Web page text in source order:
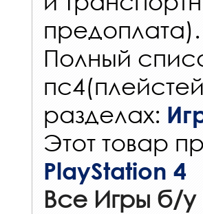
предоплата).
Полный
разделах:
Этот товар
PlayStation 4
Все Игры б/у